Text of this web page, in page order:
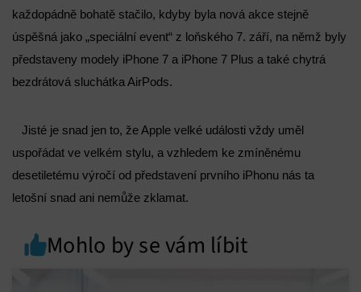
každopádně bohatě stačilo, kdyby byla nová akce stejně
úspěšná jako „speciální event“ z loňského 7. září, na němž byly
představeny modely iPhone 7 a iPhone 7 Plus a také chytrá
bezdrátová sluchátka AirPods.
Jisté je snad jen to, že Apple velké události vždy uměl
uspořádat ve velkém stylu, a vzhledem ke zmíněnému
desetiletému výročí od představení prvního iPhonu nás ta
letošní snad ani nemůže zklamat.
Mohlo by se vám líbit